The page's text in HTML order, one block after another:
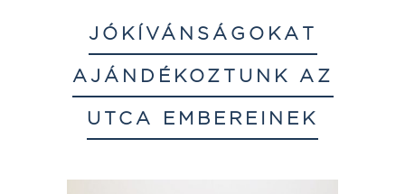
JÓKÍVÁNSÁGOKAT
AJÁNDÉKOZTUNK AZ
UTCA EMBEREINEK